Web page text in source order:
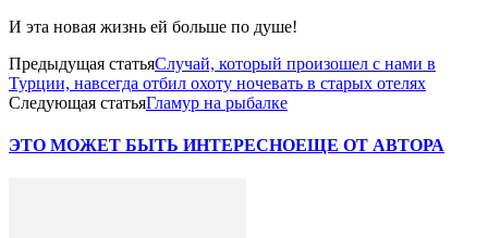
И эта новая жизнь ей больше по душе!
Предыдущая статьяСлучай, который произошел с нами в
Турции, навсегда отбил охоту ночевать в старых отелях
Следующая статьяГламур на рыбалке
ЭТО МОЖЕТ БЫТЬ ИНТЕРЕСНОЕЩЕ ОТ АВТОРА